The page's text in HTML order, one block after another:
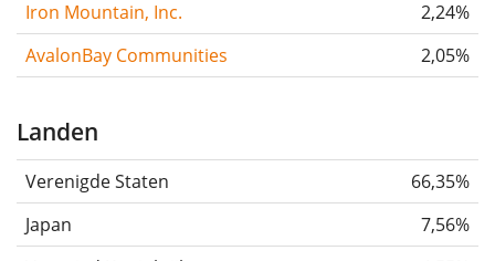
Iron Mountain, Inc.
2,24%
AvalonBay Communities
2,05%
Landen
Verenigde Staten
66,35%
Japan
7,56%